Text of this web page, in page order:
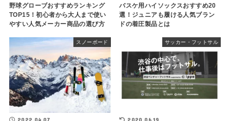
野球グローブおすすめランキング
TOP15！初心者から大人まで使い
やすい人気メーカー商品の選び方
バスケ用ハイソックスおすすめ20
選！ジュニアも履ける人気ブラン
ドの着圧製品とは
スノーボード サッカー・フットサル